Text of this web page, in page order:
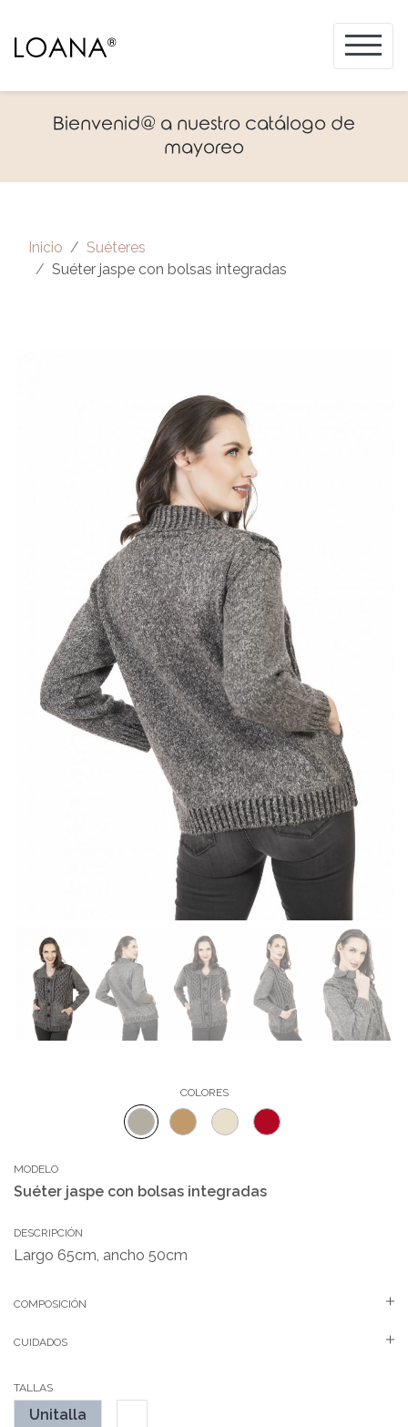
Bienvenid@ a nuestro catálogo de
mayoreo
Inicio
Suéteres
Suéter jaspe con bolsas integradas
COLORES
MODELO
Suéter jaspe con bolsas integradas
DESCRIPCIÓN
Largo 65cm, ancho 50cm
COMPOSICIÓN
CUIDADOS
TALLAS
Unitalla